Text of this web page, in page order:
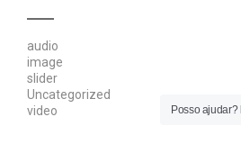
audio
image
slider
Uncategorized
video
Posso ajudar?